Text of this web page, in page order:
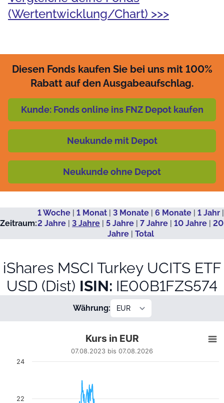
(Wertentwicklung/Chart) >>>
Diesen Fonds kaufen Sie bei uns mit 100%
Rabatt auf den Ausgabeaufschlag.
Kunde: Fonds online ins FNZ Depot kaufen
Neukunde mit Depot
Neukunde ohne Depot
Zeitraum:
1 Woche| 1 Monat| 3 Monate| 6 Monate| 1 Jahr|
2 Jahre | 3 Jahre | 5 Jahre | 7 Jahre | 10 Jahre | 20
Jahre| Total
iShares MSCI Turkey UCITS ETF
USD (Dist) ISIN: IE00B1FZS574
Währung:
Line chart with 724 data points.
07.08.2023 bis 07.08.2026
The chart has 1 X axis displaying Datum. Data ranges
The chart has 1 Y axis displaying EUR. Data ranges from
Kurs in EUR
07.08.2023 bis 07.08.2026
22
24